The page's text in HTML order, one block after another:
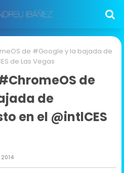
de #Google y la bajada de
de Las Vegas
de
de
en el @intlCES